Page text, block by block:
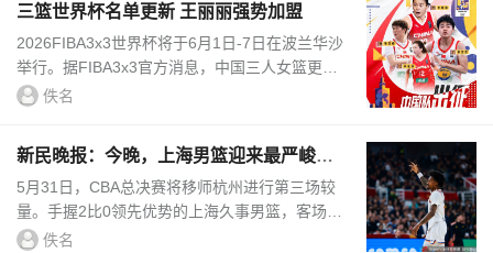
...
三篮世界杯名单更新 王丽丽强势加盟
2026FIBA3x3世界杯将于6月1日-7日在波兰华沙
举行。据FIBA3x3官方消息，中国三人女篮更新
出战名单，将派出王丽丽替换张王来，最终将派
佚名
新民晚报：今晚，上海男篮迎来最严峻考
验！
5月31日，CBA总决赛将移师杭州进行第三场较
量。手握2比0领先优势的上海久事男篮，客场作
战却将继续面临内线严重减员的困境。面对退无
佚名